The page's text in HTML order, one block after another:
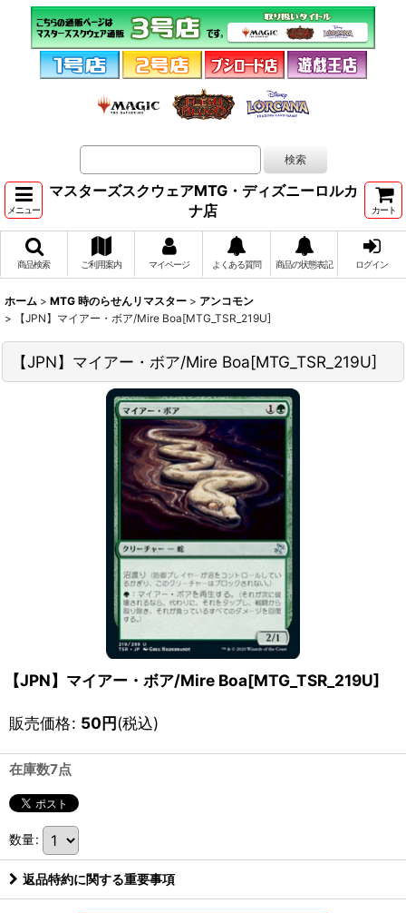
メニュー
マスターズスクウェアMTG・ディズニーロルカ
ナ店
カート
商品検索 ご利用案内 マイページ よくある質問 商品の状態表記 ログイン
ホーム > MTG 時のらせんリマスター > アンコモン
>
【JPN】マイアー・ボア/Mire Boa[MTG_TSR_219U]
【JPN】マイアー・ボア/Mire Boa[MTG_TSR_219U]
【JPN】マイアー・ボア/Mire Boa[MTG_TSR_219U]
販売価格: 50円(税込)
在庫数7点
数量:
返品特約に関する重要事項